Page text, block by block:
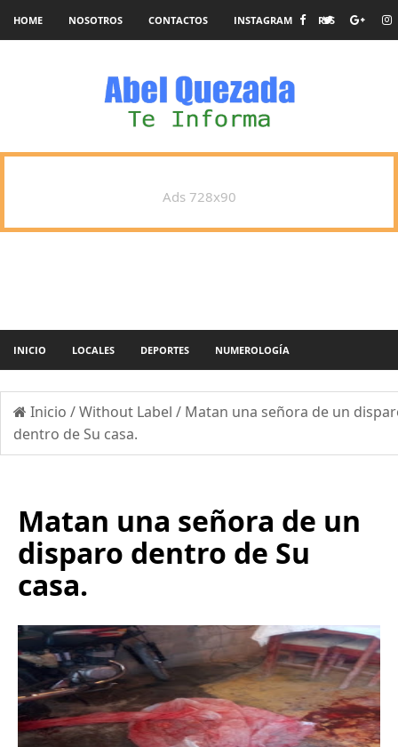
HOME NOSOTROS CONTACTOS INSTAGRAM RSS
Ads 728x90
INICIO LOCALES DEPORTES NUMEROLOGÍA
Inicio /Without Label / Matan una señora de un
dentro de Su casa.
Matan una señora de un
disparo dentro de Su
casa.